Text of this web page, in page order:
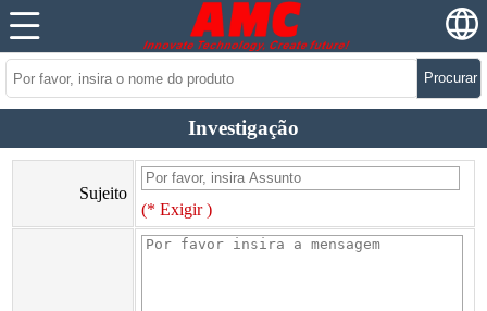
Procurar
Investigação
Sujeito
(* Exigir )